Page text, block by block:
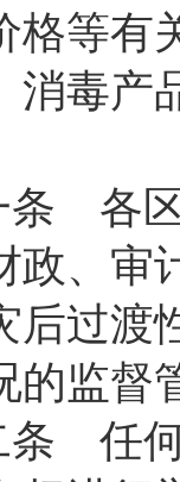
格等有
消毒产
条 各
政、审
后过渡
的监督
条 任